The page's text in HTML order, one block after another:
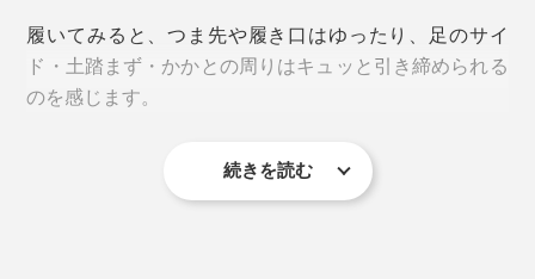
歩く姿勢が崩れる→足腰が痛くなる」負のループをスト
ップ。「靴・靴下・足」を一体化して、動きのロスを軽
※特許番号6284256
履いてみると、つま先や履き口はゆったり、足のサイ
ド・土踏まず・かかとの周りはキュッと引き締められる
のを感じます。
伸縮性の異なる複数の編み地を組み合わせることで、テ
続きを読む